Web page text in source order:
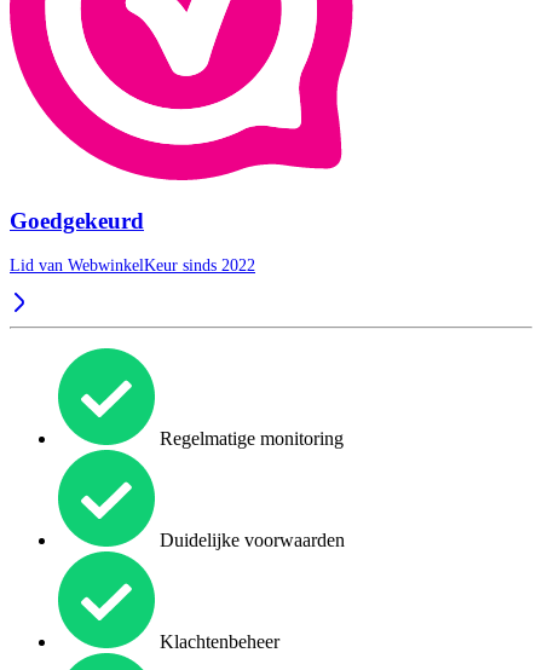
Goedgekeurd
Lid van WebwinkelKeur sinds 2022
Regelmatige monitoring
Duidelijke voorwaarden
Klachtenbeheer